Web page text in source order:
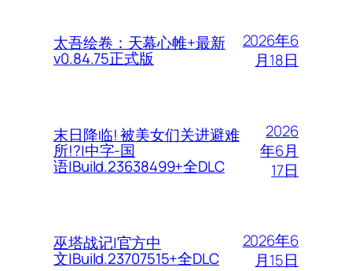
太吾绘卷：天幕心帷+最新
v0.84.75正式版
2026年6
月18日
末日降临! 被美女们关进避难
所!?|中字-国
语|Build.23638499+全DLC
2026
年6月
17日
巫塔战记|官方中
文|Build.23707515+全DLC
2026年6
月15日